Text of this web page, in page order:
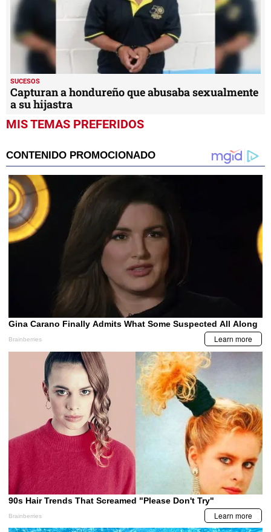
SUCESOS
Capturan a hondureño que abusaba sexualmente
a su hijastra
MIS TEMAS PREFERIDOS